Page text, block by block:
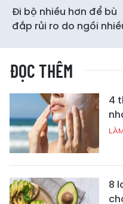
Đi bộ nhiều hơn để bù
đắp rủi ro do ngồi
ĐỌC THÊM
4
8